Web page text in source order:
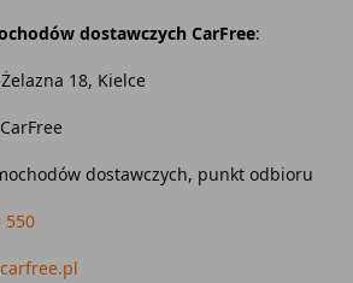
dostawczych CarFree:
18, Kielce
dostawczych, punkt odbioru
550